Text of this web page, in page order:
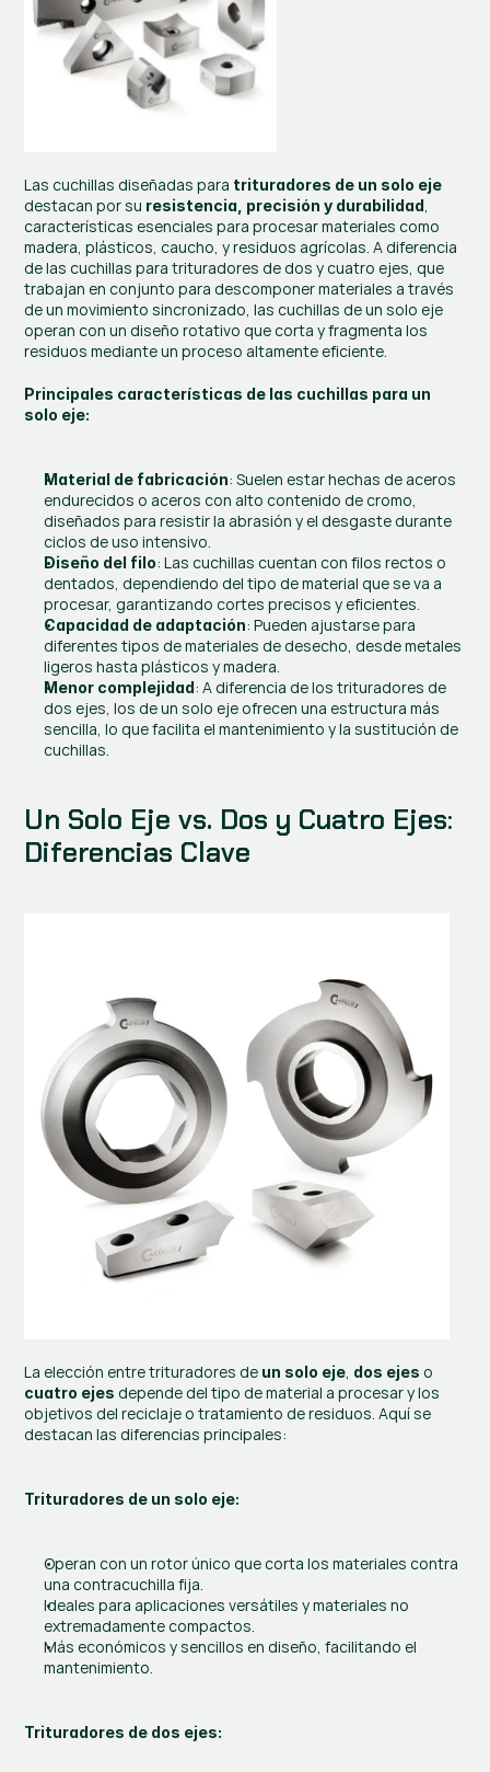
Las cuchillas diseñadas para trituradores de un solo eje
destacan por su resistencia, precisión y durabilidad,
características esenciales para procesar materiales como
madera, plásticos, caucho, y residuos agrícolas. A diferencia
de las cuchillas para trituradores de dos y cuatro ejes, que
trabajan en conjunto para descomponer materiales a través
de un movimiento sincronizado, las cuchillas de un solo eje
operan con un diseño rotativo que corta y fragmenta los
residuos mediante un proceso altamente eficiente.
Principales características de las cuchillas para un
solo eje:
Material de fabricación: Suelen estar hechas de aceros
endurecidos o aceros con alto contenido de cromo,
diseñados para resistir la abrasión y el desgaste durante
ciclos de uso intensivo.
Diseño del filo: Las cuchillas cuentan con filos rectos o
dentados, dependiendo del tipo de material que se va a
procesar, garantizando cortes precisos y eficientes.
Capacidad de adaptación: Pueden ajustarse para
diferentes tipos de materiales de desecho, desde metales
ligeros hasta plásticos y madera.
Menor complejidad: A diferencia de los trituradores de
dos ejes, los de un solo eje ofrecen una estructura más
sencilla, lo que facilita el mantenimiento y la sustitución de
cuchillas.
Un Solo Eje vs. Dos y Cuatro Ejes:
Diferencias Clave
La elección entre trituradores de un solo eje, dos ejes
cuatro ejes depende del tipo de material a procesar y los
objetivos del reciclaje o tratamiento de residuos. Aquí se
destacan las diferencias principales:
Trituradores de un solo eje:
Operan con un rotor único que corta los materiales contra
una contracuchilla fija.
Ideales para aplicaciones versátiles y materiales no
extremadamente compactos.
Más económicos y sencillos en diseño, facilitando el
mantenimiento.
Trituradores de dos ejes: